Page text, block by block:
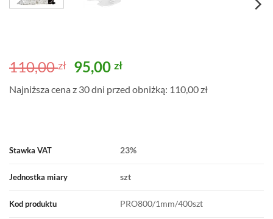
110,00zł Pierwotna
cena
wynosiła:
95,00złAktualna
wynosi:
Najniższa cena z 30 dni przed obniżką: 110,00 zł
Stawka VAT 23%
Jednostka miary szt
Kod produktu PRO800/1mm/400szt